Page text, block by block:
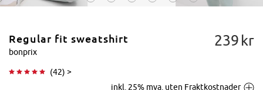
Regular fit sweatshirt
bonprix
(42) >
239 kr
inkl. 25% mva. uten Fraktkostnader